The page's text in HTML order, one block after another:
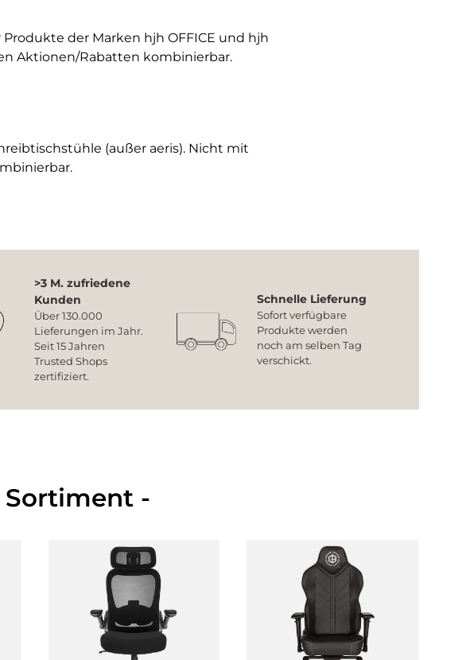
der Marken hjh OFFICE und hjh
Aktionen/Rabatten kombinierbar.
(außer aeris). Nicht mit
>3 M. zufriedene
Kunden
Über 130.000
Lieferungen im Jahr.
Seit 15 Jahren
Trusted Shops
zertifiziert.
Schnelle Lieferung
Sofort verfügbare
Produkte werden
noch am selben Tag
verschickt.
Sortiment -